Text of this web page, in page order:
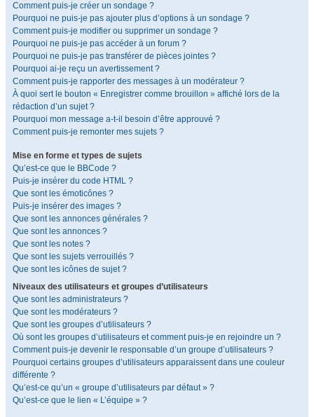
Comment puis-je créer un sondage ?
Pourquoi ne puis-je pas ajouter plus d’options à un sondage ?
Comment puis-je modifier ou supprimer un sondage ?
Pourquoi ne puis-je pas accéder à un forum ?
Pourquoi ne puis-je pas transférer de pièces jointes ?
Pourquoi ai-je reçu un avertissement ?
Comment puis-je rapporter des messages à un modérateur ?
À quoi sert le bouton « Enregistrer comme brouillon » affiché lors de la
rédaction d’un sujet ?
Pourquoi mon message a-t-il besoin d’être approuvé ?
Comment puis-je remonter mes sujets ?
Mise en forme et types de sujets
Qu’est-ce que le BBCode ?
Puis-je insérer du code HTML ?
Que sont les émoticônes ?
Puis-je insérer des images ?
Que sont les annonces générales ?
Que sont les annonces ?
Que sont les notes ?
Que sont les sujets verrouillés ?
Que sont les icônes de sujet ?
Niveaux des utilisateurs et groupes d’utilisateurs
Que sont les administrateurs ?
Que sont les modérateurs ?
Que sont les groupes d’utilisateurs ?
Où sont les groupes d’utilisateurs et comment puis-je en rejoindre un ?
Comment puis-je devenir le responsable d’un groupe d’utilisateurs ?
Pourquoi certains groupes d’utilisateurs apparaissent dans une couleur
différente ?
Qu’est-ce qu’un « groupe d’utilisateurs par défaut » ?
Qu’est-ce que le lien « L’équipe » ?